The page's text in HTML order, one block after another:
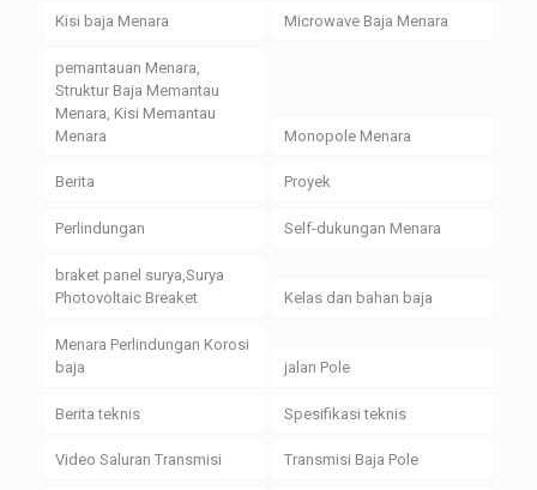
Kisi baja Menara Microwave Baja Menara
pemantauan Menara,
Struktur Baja Memantau
Menara, Kisi Memantau
Menara
Monopole Menara
Berita Proyek
Perlindungan Self-dukungan Menara
braket panel surya,Surya
Photovoltaic Breaket
Kelas dan bahan baja
Menara Perlindungan Korosi
baja
jalan Pole
Berita teknis Spesifikasi teknis
Video Saluran Transmisi Transmisi Baja Pole